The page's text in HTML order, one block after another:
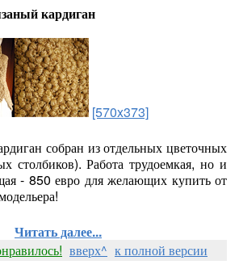
кардиган
[570x373]
собран из отдельных цветочных
столбиков). Работа трудоемкая, но и
- 850 евро для желающих купить от
Читать далее...
вверх^ к полной версии